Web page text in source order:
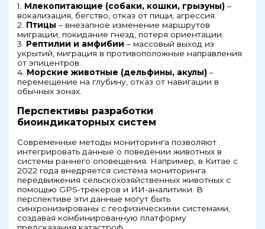
1. Млекопитающие (собаки, кошки, грызуны) –
вокализация, бегство, отказ от пищи, агрессия.
2. Птицы – внезапное изменение маршрутов
миграции, покидание гнезд, потеря ориентации.
3. Рептилии и амфибии – массовый выход из
укрытий, миграция в противоположные направления
от эпицентров.
4. Морские животные (дельфины, акулы) –
перемещение на глубину, отказ от навигации в
обычных зонах.
Перспективы разработки
биоиндикаторных систем
Современные методы мониторинга позволяют
интегрировать данные о поведении животных в
системы раннего оповещения. Например, в Китае с
2022 года внедряется система мониторинга
передвижения сельскохозяйственных животных с
помощью GPS-трекеров и ИИ-аналитики. В
перспективе эти данные могут быть
синхронизированы с геофизическими системами,
создавая комбинированную платформу